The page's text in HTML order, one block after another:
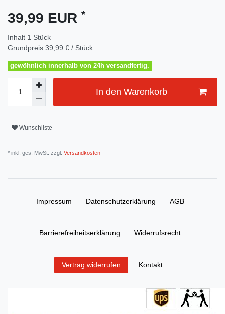
39,99 EUR *
Inhalt 1 Stück
Grundpreis 39,99 € / Stück
gewöhnlich innerhalb von 24h versandfertig.
In den Warenkorb
Wunschliste
* inkl. ges. MwSt. zzgl. Versandkosten
Impressum Daten­schutz­erklärung AGB
Barrierefreiheitserklärung Widerrufs­recht
Vertrag widerrufen Kontakt